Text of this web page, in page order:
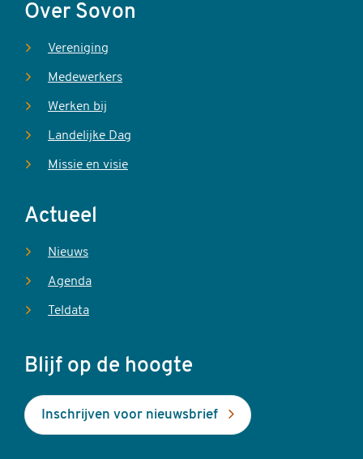
Over Sovon
Vereniging
Medewerkers
Werken bij
Landelijke Dag
Missie en visie
Actueel
Nieuws
Agenda
Teldata
Blijf op de hoogte
Inschrijven voor nieuwsbrief